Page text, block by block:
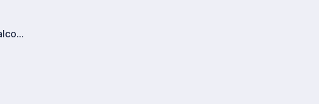
Consommation d’alcool en recul mais soutien fiscal pour la restauration en 2026